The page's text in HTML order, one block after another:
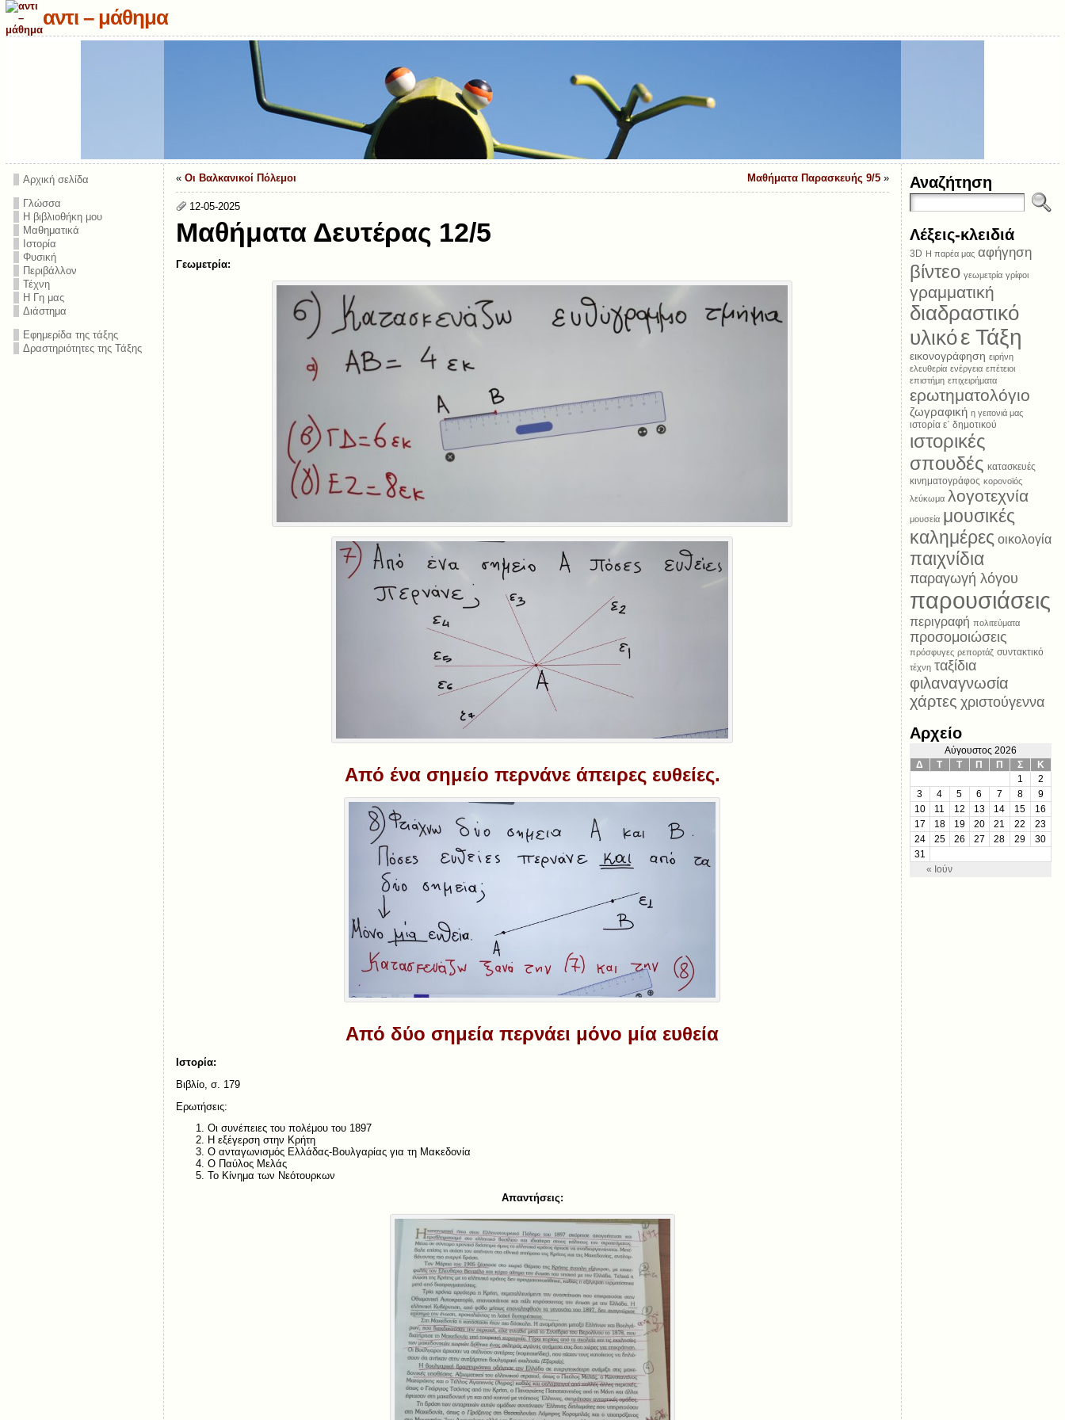
αντι – μάθημα
Αρχική σελίδα
Γλώσσα
Η βιβλιοθήκη μου
Μαθηματικά
Ιστορία
Φυσική
Περιβάλλον
Τέχνη
Η Γη μας
Διάστημα
Εφημερίδα της τάξης
Δραστηριότητες της Τάξης
« Οι Βαλκανικοί Πόλεμοι Μαθήματα Παρασκευής 9/5»
12-05-2025
Μαθήματα Δευτέρας 12/5
Γεωμετρία:
Από ένα σημείο περνάνε άπειρες ευθείες.
Από δύο σημεία περνάει μόνο μία ευθεία
Ιστορία:
Βιβλίο, σ. 179
Ερωτήσεις:
Οι συνέπειες του πολέμου του 1897
Η εξέγερση στην Κρήτη
Ο ανταγωνισμός Ελλάδας-Βουλγαρίας για τη Μακεδονία
Ο Παύλος Μελάς
Το Κίνημα των Νεότουρκων
Απαντήσεις:
Αναζήτηση
Λέξεις-κλειδιά
3D Η παρέα μας αφήγηση
βίντεο γεωμετρία γρίφοι
γραμματική
διαδραστικό
υλικόε Τάξη
εικονογράφηση ειρήνη
ελευθερία ενέργεια επέτειοι
επιστήμη επιχειρήματα
ερωτηματολόγιο
ζωγραφική η γειτονιά μας
ιστορία ε΄ δημοτικού
ιστορικές
σπουδές κατασκευές
κινηματογράφος κορονοϊός
λεύκωμα λογοτεχνία
μουσεία μουσικές
καλημέρες οικολογία
παιχνίδια
παραγωγή λόγου
παρουσιάσεις
περιγραφή πολιτεύματα
προσομοιώσεις
πρόσφυγες ρεπορτάζ συντακτικό
τέχνη ταξίδια
φιλαναγνωσία
χάρτες χριστούγεννα
Αρχείο
Αύγουστος 2026
Δ
Τ Τ Π Π Σ Κ
« Ιούν
1
2
3
4 5 6 7 8
9
10
11 12 13 14 15
16
17
18 19 20 21 22
23
24
25 26 27 28 29
30
31